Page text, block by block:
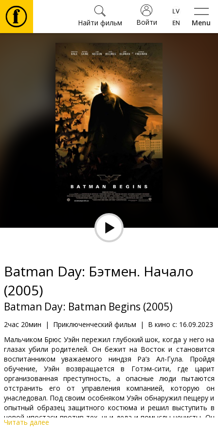
Menu
Войти
Найти фильм
Фильмы
Культура
Мероприятия
Новости
Клуб
Batman Day: Бэтмен. Начало
(2005)
Batman Day: Batman Begins (2005)
2час 20мин | Приключенческий фильм | В кино с: 16.09.2023
Мальчиком Брюс Уэйн пережил глубокий шок, когда у него на
глазах убили родителей. Он бежит на Восток и становится
воспитанником уважаемого ниндзя Ра’з Ал-Гула. Пройдя
обучение, Уэйн возвращается в Готэм-сити, где царит
организованная преступность, а опасные люди пытаются
отстранить его от управления компанией, которую он
унаследовал. Под своим особняком Уэйн обнаружил пещеру и
опытный образец защитного костюма и решил выступить в
новой ипостаси против тех, чьи дела и помыслы нечисты. Он
вступил в противостояние с боссом мафии доном Фальконе
Читать далее